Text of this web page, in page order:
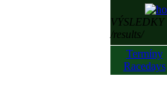
VÝSLEDKY
/results/
Termíny
Racedays